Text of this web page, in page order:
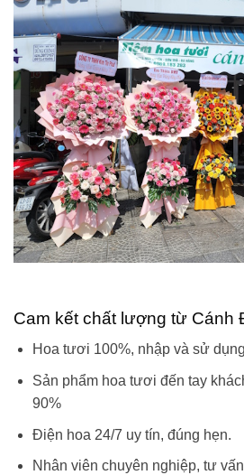
Cam kết chất lượng từ Cánh
Hoa tươi 100%, nhập và sử
Sản phẩm hoa tươi đến tay
90%
Điện hoa 24/7 uy tín, đúng hẹn.
Nhân viên chuyên nghiệp, tư